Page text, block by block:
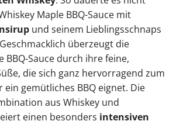
Maple BBQ-Sauce mit
und seinem Lieblingsschnaps
überzeugt die
BBQ-Sauce durch ihre feine,
die sich ganz hervorragend zum
ein gemütliches BBQ eignet. Die
aus Whiskey und
einen besonders intensiven